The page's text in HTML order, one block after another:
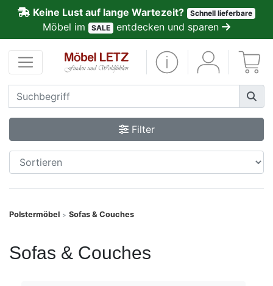
Keine Lust auf lange Wartezeit? Schnell lieferbare
Möbel im SALE entdecken und sparen
Filter
Polstermöbel > Sofas & Couches
Sofas & Couches
Kundenmeinungen
Anmelden
PREMIUM
Schnell
lieferbar
SALE
Möbel-